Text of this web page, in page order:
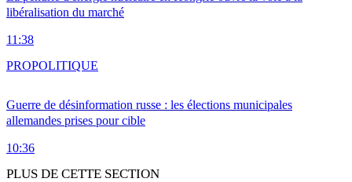
libéralisation du marché
11:38
Guerre de désinformation russe : les élections municipales
allemandes prises pour cible
10:36
PROPOLITIQUE
PLUS DE CETTE SECTION